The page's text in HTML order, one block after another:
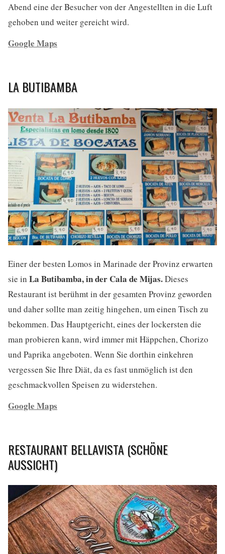
Abend eine der Besucher von der Angestellten in die Luft
gehoben und weiter gereicht wird.
Google Maps
LA BUTIBAMBA
Einer der besten Lomos in Marinade der Provinz erwarten
sie in La Butibamba, in der Cala de Mijas.Dieses
Restaurant ist berühmt in der gesamten Provinz geworden
und daher sollte man zeitig hingehen, um einen Tisch zu
bekommen. Das Hauptgericht, eines der lockersten die
man probieren kann, wird immer mit Häppchen, Chorizo
und Paprika angeboten. Wenn Sie dorthin einkehren
vergessen Sie Ihre Diät, da es fast unmöglich ist den
geschmackvollen Speisen zu widerstehen.
Google Maps
RESTAURANT BELLAVISTA (SCHÖNE
AUSSICHT)